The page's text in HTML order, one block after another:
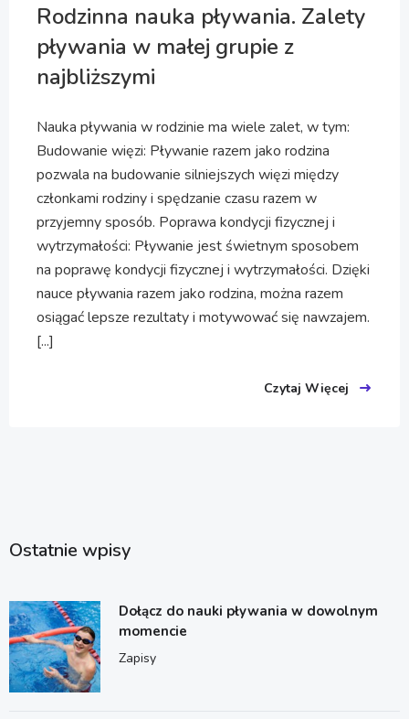
Rodzinna nauka pływania. Zalety
pływania w małej grupie z
najbliższymi
Nauka pływania w rodzinie ma wiele zalet, w tym:
Budowanie więzi: Pływanie razem jako rodzina
pozwala na budowanie silniejszych więzi między
członkami rodziny i spędzanie czasu razem w
przyjemny sposób. Poprawa kondycji fizycznej i
wytrzymałości: Pływanie jest świetnym sposobem
na poprawę kondycji fizycznej i wytrzymałości. Dzięki
nauce pływania razem jako rodzina, można razem
osiągać lepsze rezultaty i motywować się nawzajem.
[...]
Czytaj Więcej
Ostatnie wpisy
Dołącz do nauki pływania w dowolnym
momencie
Zapisy